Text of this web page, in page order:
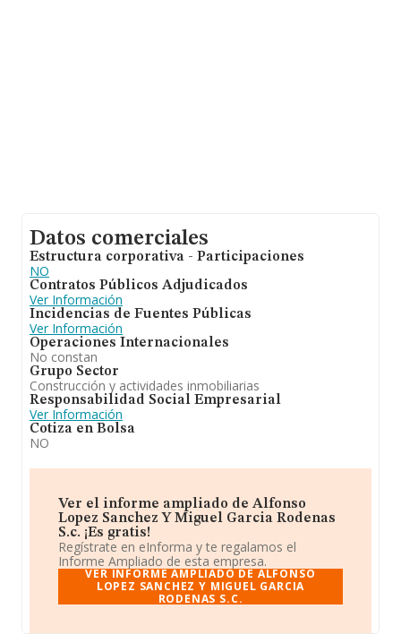
Datos comerciales
Estructura corporativa - Participaciones
NO
Contratos Públicos Adjudicados
Ver Información
Incidencias de Fuentes Públicas
Ver Información
Operaciones Internacionales
No constan
Grupo Sector
Construcción y actividades inmobiliarias
Responsabilidad Social Empresarial
Ver Información
Cotiza en Bolsa
NO
Ver el informe ampliado de Alfonso
Lopez Sanchez Y Miguel Garcia Rodenas
S.c. ¡Es gratis!
Regístrate en eInforma y te regalamos el
Informe Ampliado de esta empresa.
VER INFORME AMPLIADO DE ALFONSO
LOPEZ SANCHEZ Y MIGUEL GARCIA
RODENAS S.C.